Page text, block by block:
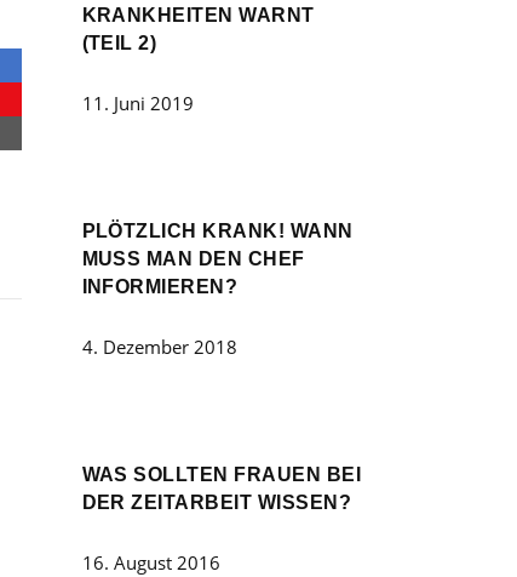
KRANKHEITEN WARNT
(TEIL 2)
11. Juni 2019
PLÖTZLICH KRANK! WANN
MUSS MAN DEN CHEF
INFORMIEREN?
4. Dezember 2018
WAS SOLLTEN FRAUEN BEI
DER ZEITARBEIT WISSEN?
16. August 2016